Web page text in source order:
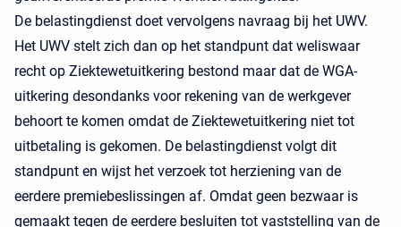
De belastingdienst doet vervolgens navraag bij het UWV.
Het UWV stelt zich dan op het standpunt dat weliswaar
recht op Ziektewetuitkering bestond maar dat de WGA-
uitkering desondanks voor rekening van de werkgever
behoort te komen omdat de Ziektewetuitkering niet tot
uitbetaling is gekomen. De belastingdienst volgt dit
standpunt en wijst het verzoek tot herziening van de
eerdere premiebeslissingen af. Omdat geen bezwaar is
gemaakt tegen de eerdere besluiten tot vaststelling van de